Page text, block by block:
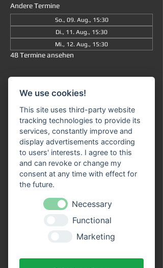
Andere Termine
So., 09. Aug., 15:30
Di., 11. Aug., 15:30
Mi., 12. Aug., 15:30
48 Termine ansehen
15:30 Uhr
: Die Fahrt dauert insgesamt ca.
90 Minuten (ohne Ausstieg) und führt Sie
von Miltenberg über Bürgstadt nach
Freudenberg
und wieder zurück.
Unser Fahrgastschiff "SIVOTA"
verfügt
über zwei großzügige Decks
. Genießen Sie
die Fahrt bei einem kühlen Getränk auf
unserem Freideck. Eine
Streckenerklärung
erhalten Sie auf allen
Schiffen der VPS-Flotte. Unser freundliches
Bordpersonal freut sich schon, Sie an Bord
We use cookies!
This site uses third-party website
tracking technologies to provide its
services, constantly improve and
display advertisements according
to users' interests. I agree to this
and can revoke or change my
consent at any time with effect for
the future.
Necessary
Functional
Marketing